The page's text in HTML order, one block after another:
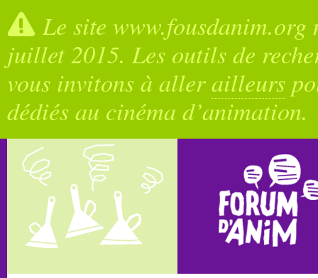
Le site
juillet 2015. Les outils de
vous invitons à allerailleurs
dédiés au cinéma d’animation.